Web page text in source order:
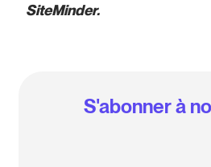
SiteMinder.
S'abonner à